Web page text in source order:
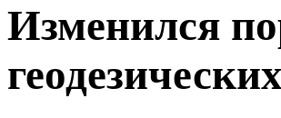
Изменился